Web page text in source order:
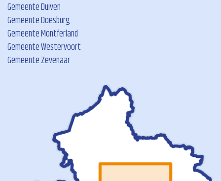
Gemeente Duiven
Gemeente Doesburg
Gemeente Montferland
Gemeente Westervoort
Gemeente Zevenaar